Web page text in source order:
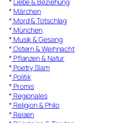
* Märchen
* Mord & Totschlag
* München
* Musik & Gesang
* Ostern & Weihnacht
* Pflanzen & Natur
* Poetry Slam
* Politik
* Promis
* Regionales
* Religion & Philo
* Reisen